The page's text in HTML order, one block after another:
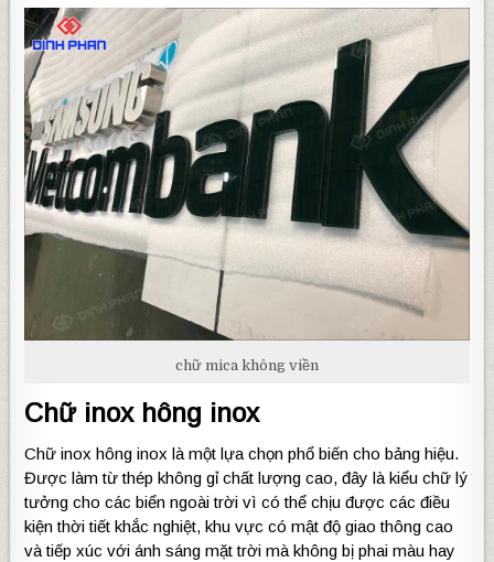
chữ mica không viền
Chữ inox hông inox
Chữ inox hông inox là một lựa chọn phổ biến cho bảng hiệu.
Được làm từ thép không gỉ chất lượng cao, đây là kiểu chữ lý
tưởng cho các biển ngoài trời vì có thể chịu được các điều
kiện thời tiết khắc nghiệt, khu vực có mật độ giao thông cao
và tiếp xúc với ánh sáng mặt trời mà không bị phai màu hay